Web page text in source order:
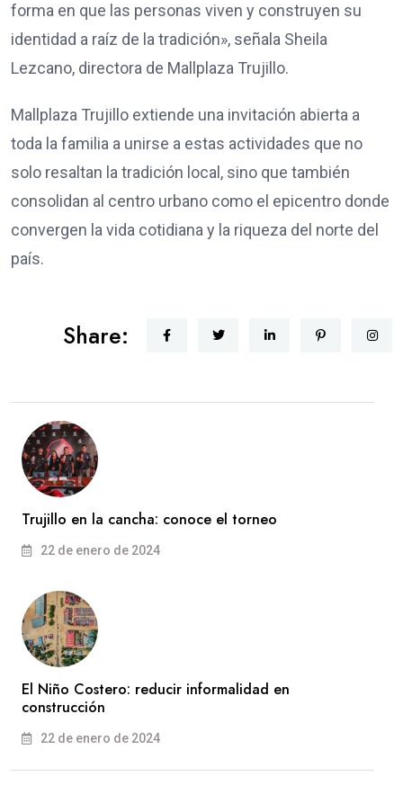
forma en que las personas viven y construyen su
identidad a raíz de la tradición», señala Sheila
Lezcano, directora de Mallplaza Trujillo.
Mallplaza Trujillo extiende una invitación abierta a
toda la familia a unirse a estas actividades que no
solo resaltan la tradición local, sino que también
consolidan al centro urbano como el epicentro donde
convergen la vida cotidiana y la riqueza del norte del
país.
Share:
Trujillo en la cancha: conoce el torneo
22 de enero de 2024
El Niño Costero: reducir informalidad en
construcción
22 de enero de 2024